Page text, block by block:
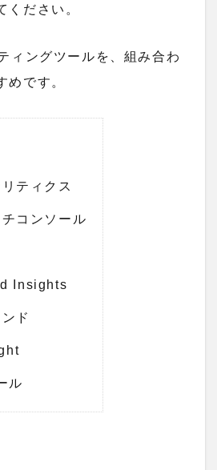
ください。
ィングツールを、組み合わ
めです。
ティクス
コンソール
Insights
ド
ル